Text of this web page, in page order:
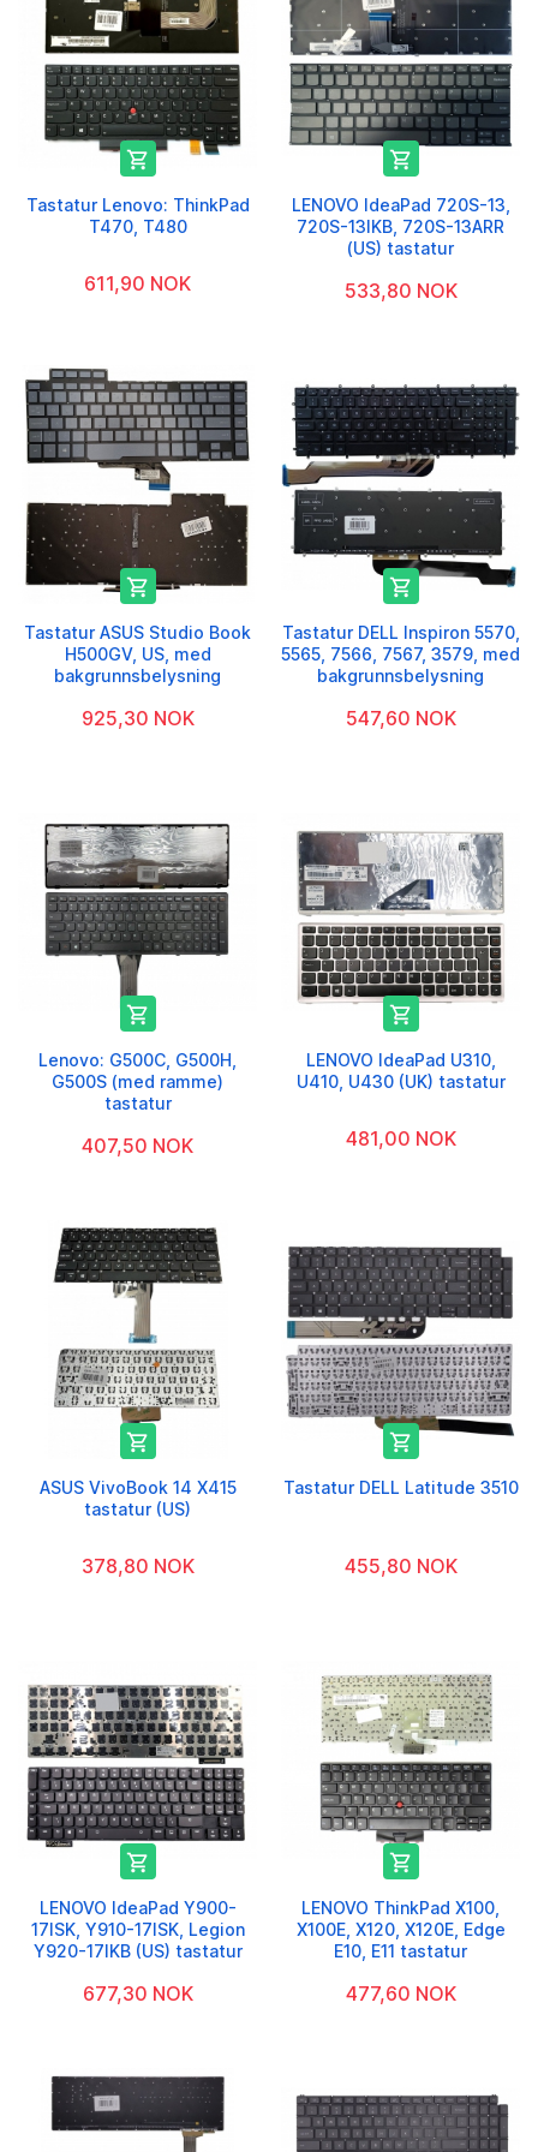

Tastatur Lenovo: ThinkPad
T470, T480
611,90 NOK

LENOVO IdeaPad 720S-13,
720S-13IKB, 720S-13ARR
(US) tastatur
533,80 NOK

Tastatur ASUS Studio Book
H500GV, US, med
bakgrunnsbelysning
925,30 NOK

Tastatur DELL Inspiron 5570,
5565, 7566, 7567, 3579, med
bakgrunnsbelysning
547,60 NOK

Lenovo: G500C, G500H,
G500S (med ramme)
tastatur
407,50 NOK

LENOVO IdeaPad U310,
U410, U430 (UK) tastatur
481,00 NOK

ASUS VivoBook 14 X415
tastatur (US)
378,80 NOK

Tastatur DELL Latitude 3510
455,80 NOK

LENOVO IdeaPad Y900-
17ISK, Y910-17ISK, Legion
Y920-17IKB (US) tastatur
677,30 NOK

LENOVO ThinkPad X100,
X100E, X120, X120E, Edge
E10, E11 tastatur
477,60 NOK